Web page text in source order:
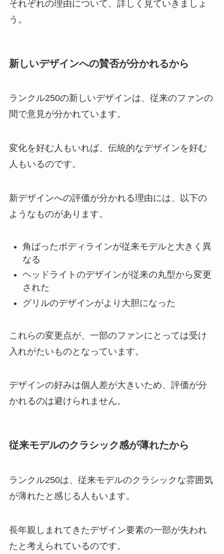
それぞれの理由について、詳しく見ていきましょ
う。
新しいデザインへの賛否が分かれるから
ランクル250の新しいデザインは、従来のファンの
間で意見が分かれています。
変化を好む人もいれば、伝統的なデザインを好む
人もいるのです。
新デザインへの評価が分かれる理由には、以下の
ようなものがあります。
角ばったボディラインが従来モデルと大きく異
なる
ヘッドライトのデザインが従来の丸型から変更
された
グリルのデザインがより大胆になった
これらの変更点が、一部のファンにとっては受け
入れがたいものとなっています。
デザインの好みは個人差が大きいため、評価が分
かれるのは避けられません。
従来モデルのクラシック感が薄れたから
ランクル250は、従来モデルのクラシックな雰囲気
が薄れたと感じる人もいます。
長年親しまれてきたデザイン要素の一部が失われ
たと考えられているのです。